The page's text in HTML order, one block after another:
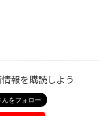
報を購読しよう